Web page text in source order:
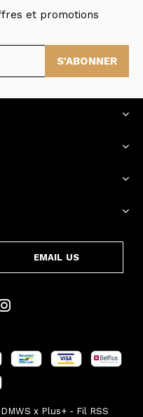
et promotions
S'ABONNER
EMAIL US
DMWS x Plus+ - Fil RSS